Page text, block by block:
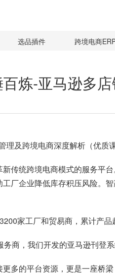
选品插件 跨境电商
炼-亚马逊多
及跨境电商深度解析（优质
传统跨境电商模式的服务平
厂企业降低库存积压风险。
家工厂和贸易商，累计产
商，我们开发的亚马逊刊登
多的平台资源，更是一座桥